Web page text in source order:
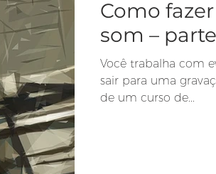
Como
som –
Você trabalha com
sair para uma
de um curso de...